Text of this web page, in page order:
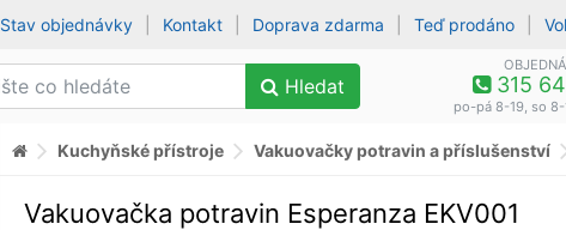
Stav objednávky Kontakt Doprava zdarma Teď prodáno
Hledat 315
po-pá 8-19, so
Kuchyňské přístroje Vakuovačky potravin a příslušenství
Vakuovačka potravin Esperanza EKV001